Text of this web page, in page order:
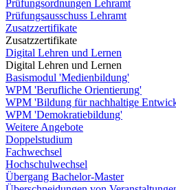
Prüfungsordnungen Lehramt
Prüfungsausschuss Lehramt
Zusatzzertifikate
Zusatzzertifikate
Digital Lehren und Lernen
Digital Lehren und Lernen
Basismodul 'Medienbildung'
WPM 'Berufliche Orientierung'
WPM 'Bildung für nachhaltige
WPM 'Demokratiebildung'
Weitere Angebote
Doppelstudium
Fachwechsel
Hochschulwechsel
Übergang Bachelor-Master